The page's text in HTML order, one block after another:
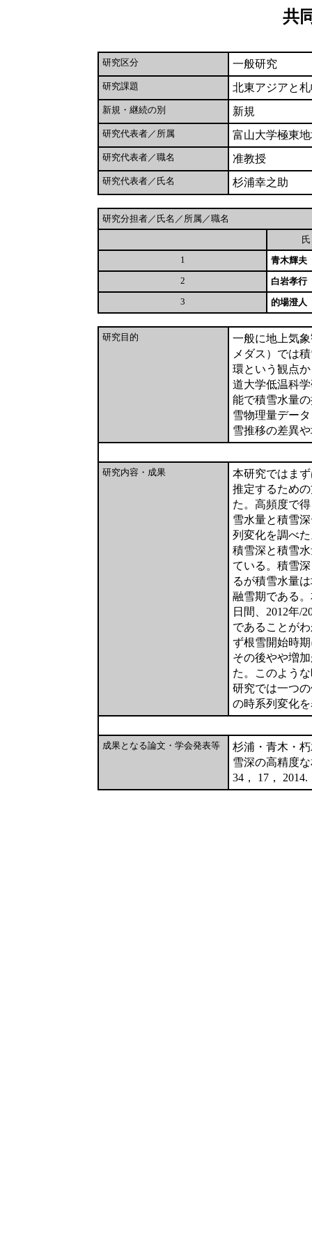
共
研究区分 一般研究
研究課題 北東アジアと
新規・継続の別 新規
研究代表者／所属 富山大学極東
研究代表者／職名 准教授
研究代表者／氏名 杉浦幸之助
研究分担者／氏名／所属／職名
1
青木輝夫
2
白岩孝行
3
的場澄人
研究目的
一般に地上気
メダス）では
環という観点
道大学低温科
能で積雪水量
雪物理量デー
雪推移の差異
研究内容・成果
本研究ではま
推定するため
た。高頻度で
雪水量と積雪
列変化を調べ
積雪深と積雪
ている。積雪
るが積雪水量
融雪期である
日間、2012年/
であることが
ず根雪開始時
その後やや増
た。このよう
研究では一つ
の時系列変化
成果となる論文・学会発表等
杉浦・青木・
雪深の高精度
34， 17， 2014.